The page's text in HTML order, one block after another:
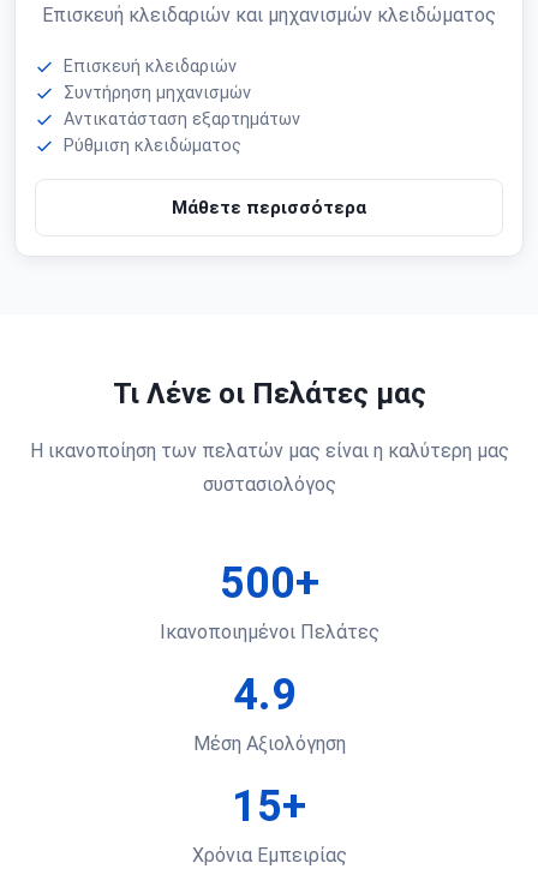
Επισκευή κλειδαριών και μηχανισμών κλειδώματος
Επισκευή κλειδαριών
Συντήρηση μηχανισμών
Αντικατάσταση εξαρτημάτων
Ρύθμιση κλειδώματος
Μάθετε περισσότερα
Τι Λένε οι Πελάτες μας
Η ικανοποίηση των πελατών μας είναι η καλύτερη μας
συστασιολόγος
500+
Ικανοποιημένοι Πελάτες
4.9
Μέση Αξιολόγηση
15+
Χρόνια Εμπειρίας